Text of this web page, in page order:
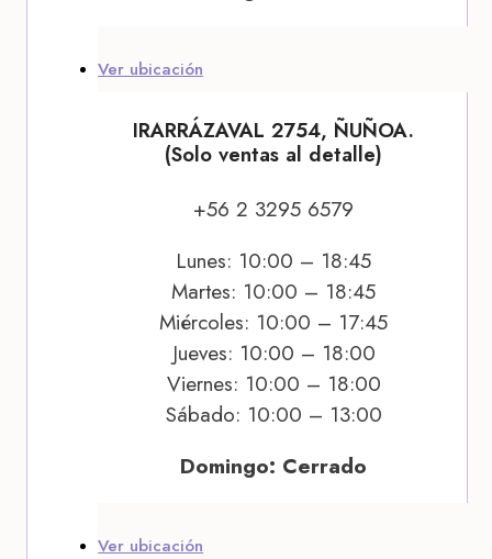
Ver ubicación
IRARRÁZAVAL 2754, ÑUÑOA.
(Solo ventas al detalle)
+56 2 3295 6579
Lunes: 10:00 – 18:45
Martes: 10:00 – 18:45
Miércoles: 10:00 – 17:45
Jueves: 10:00 – 18:00
Viernes: 10:00 – 18:00
Sábado: 10:00 – 13:00
Domingo: Cerrado
Ver ubicación